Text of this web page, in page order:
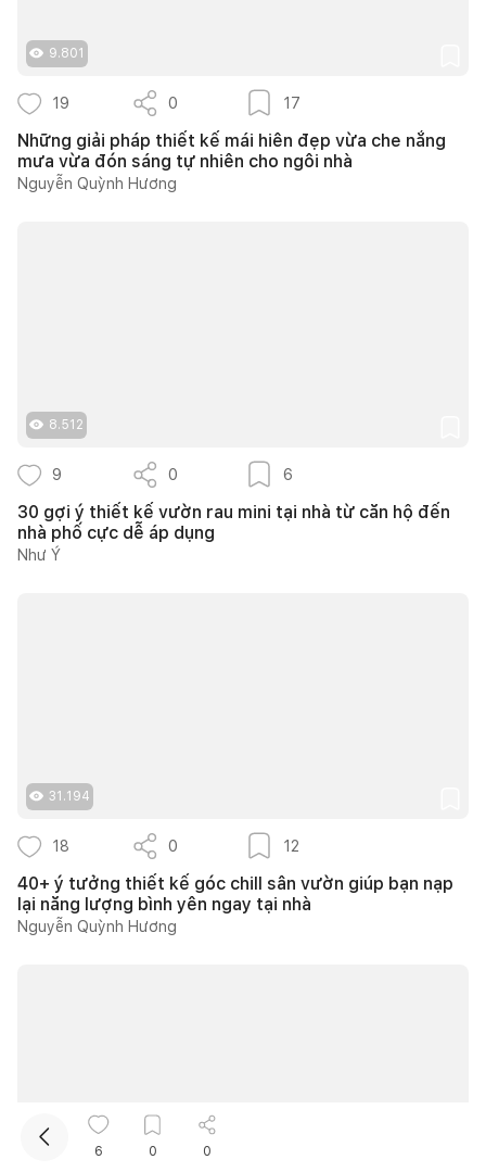
9.801
19 0 17
Những giải pháp thiết kế mái hiên đẹp vừa che nắng
mưa vừa đón sáng tự nhiên cho ngôi nhà
Nguyễn Quỳnh Hương
8.512
9 0 6
30 gợi ý thiết kế vườn rau mini tại nhà từ căn hộ đến
nhà phố cực dễ áp dụng
Như Ý
31.194
18 0 12
40+ ý tưởng thiết kế góc chill sân vườn giúp bạn nạp
lại năng lượng bình yên ngay tại nhà
Nguyễn Quỳnh Hương
6 0 0
Kết nối thiết kế, thi công